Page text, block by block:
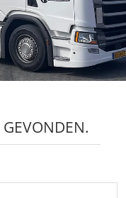
GEVONDEN.